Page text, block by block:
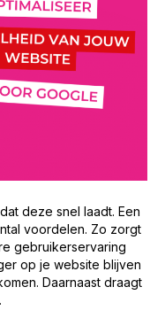
deze snel laadt. Een
voordelen. Zo zorgt
gebruikerservaring
op je website blijven
Daarnaast draagt